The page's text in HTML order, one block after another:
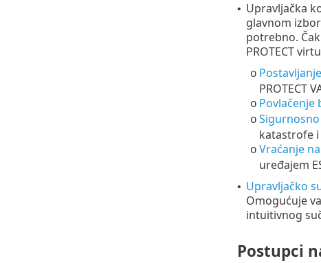
• Upravljačka
glavnom
potrebno.
PROTECT
o
PROTECT
o Povlačenje
o Sigurnosno
katastrofe i
o Vraćanje
uređajem
• Upravljačko
Omogućuje
intuitivnog
Postupci